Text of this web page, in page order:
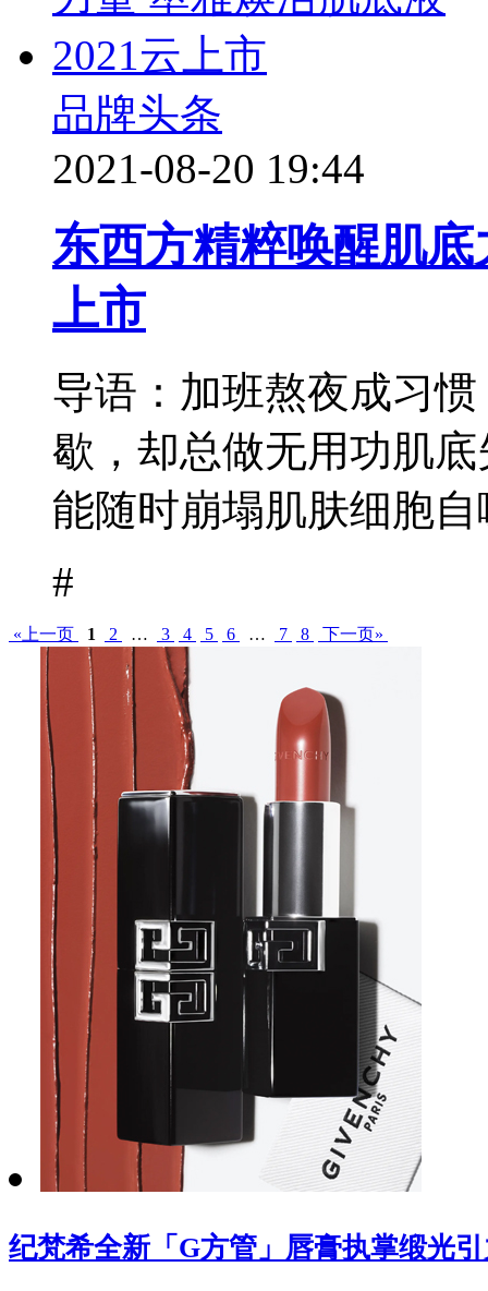
品牌头条
2021-08-20 19:44
东西方精粹唤醒肌
上市
导语：加班熬夜成习
歇，却总做无用功肌
能随时崩塌肌肤细胞
#
«上一页 1 2 … 3 4 5 6 … 7 8 下一页»
纪梵希全新「G方管」唇膏执掌缎光